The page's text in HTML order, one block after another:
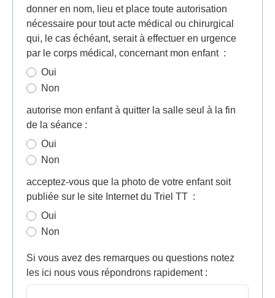
donner en nom, lieu et place toute autorisation
nécessaire pour tout acte médical ou chirurgical
qui, le cas échéant, serait à effectuer en urgence
par le corps médical, concernant mon enfant :
Oui
Non
autorise mon enfant à quitter la salle seul à la fin
de la séance :
Oui
Non
acceptez-vous que la photo de votre enfant soit
publiée sur le site Internet du Triel TT :
Oui
Non
Si vous avez des remarques ou questions notez
les ici nous vous répondrons rapidement: